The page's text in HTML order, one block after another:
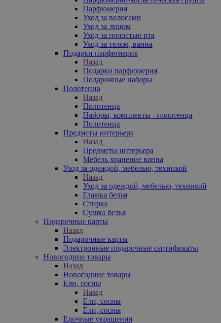
Парфюмерия
Уход за волосами
Уход за лицом
Уход за полостью рта
Уход за телом, ванна
Подарки парфюмерия
Назад
Подарки парфюмерия
Подарочные наборы
Полотенца
Назад
Полотенца
Наборы, комплекты - полотенца
Полотенца
Предметы интерьера
Назад
Предметы интерьера
Мебель хранение ванна
Уход за одеждой, мебелью, техникой
Назад
Уход за одеждой, мебелью, техникой
Глажка белья
Стирка
Сушка белья
Подарочные карты
Назад
Подарочные карты
Электронные подарочные сертификаты
Новогодние товары
Назад
Новогодние товары
Ели, сосны
Назад
Ели, сосны
Ели, сосны
Елочные украшения